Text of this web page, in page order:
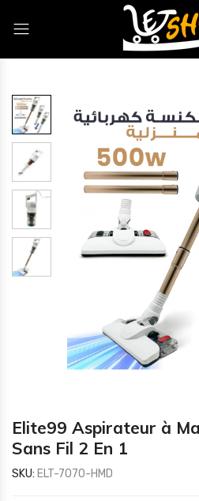
Elite99 Aspirateur à
Sans Fil 2 En 1
SKU: ELT-7070-HMD